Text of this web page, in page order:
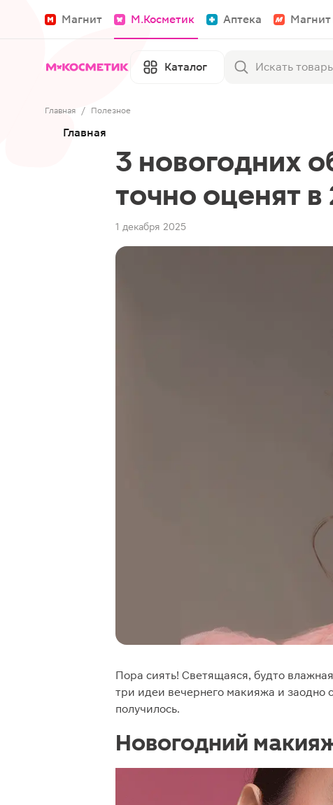
Магнит М.Косметик Аптека
Каталог
Главная / Полезное
Главная
3 новогодних
точно оценят в
1 декабря 2025
Пора сиять! Светящаяся, будто
три идеи вечернего макияжа и заодно
получилось.
Новогодний